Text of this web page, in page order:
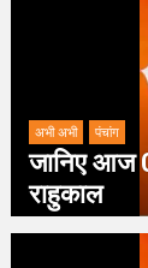
अभी अभी पंचांग
जानिए आज
राहुकाल